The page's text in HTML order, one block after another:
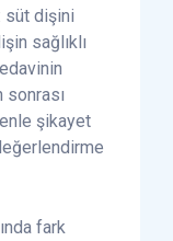
süt dişini
sağlıklı
sonrası
şikayet
fark